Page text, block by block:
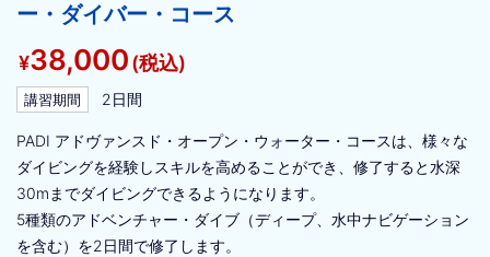
ー・ダイバー・コース
¥38,000(税込)
講習期間 2日間
PADI アドヴァンスド・オープン・ウォーター・コースは、様々な
ダイビングを経験しスキルを高めることができ、修了すると水深
30mまでダイビングできるようになります。
5種類のアドベンチャー・ダイブ（ディープ、水中ナビゲーション
を含む）を2日間で修了します。